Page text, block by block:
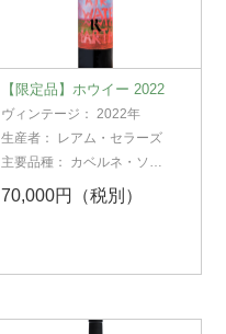
【限定品】ホウイー 2022
ヴィンテージ：2022年
生産者：
レアム・セラーズ
主要品種： カベルネ・ソー
70,000円（税別）